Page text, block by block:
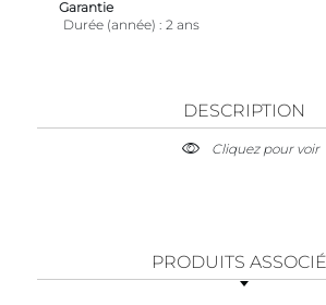
Garantie
Durée (année)
2 ans
DESCRIPTION
Cliquez pour voir
PRODUITS